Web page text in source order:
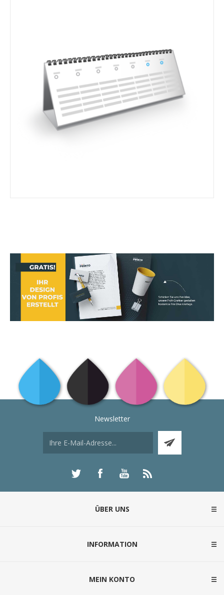
Newsletter
ÜBER UNS
INFORMATION
MEIN KONTO